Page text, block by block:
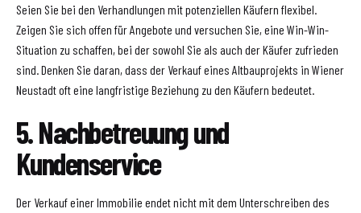
Seien Sie bei den Verhandlungen mit potenziellen Käufern flexibel.
Zeigen Sie sich offen für Angebote und versuchen Sie, eine Win-Win-
Situation zu schaffen, bei der sowohl Sie als auch der Käufer zufrieden
sind. Denken Sie daran, dass der Verkauf eines Altbauprojekts in Wiener
Neustadt oft eine langfristige Beziehung zu den Käufern bedeutet.
5. Nachbetreuung und
Kundenservice
Der Verkauf einer Immobilie endet nicht mit dem Unterschreiben des